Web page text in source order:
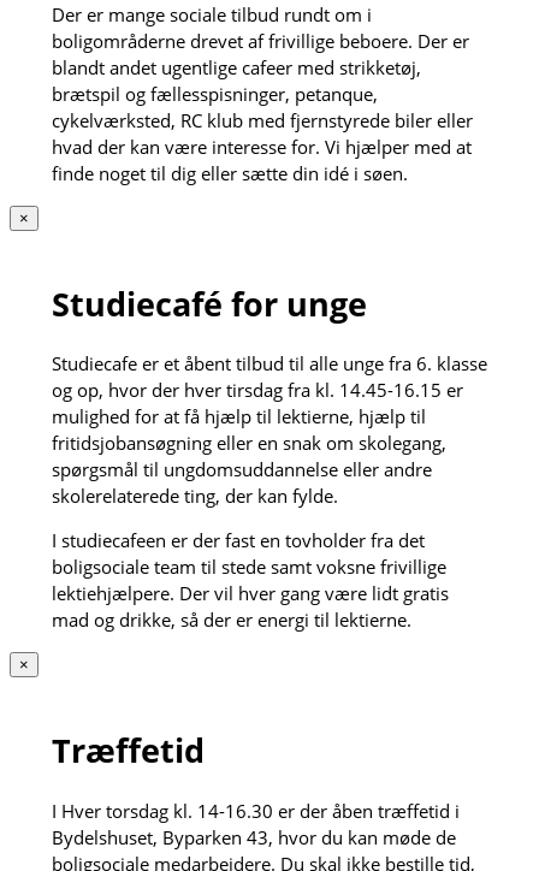
Der er mange sociale tilbud rundt om i
boligområderne drevet af frivillige beboere. Der er
blandt andet ugentlige cafeer med strikketøj,
brætspil og fællesspisninger, petanque,
cykelværksted, RC klub med fjernstyrede biler eller
hvad der kan være interesse for. Vi hjælper med at
finde noget til dig eller sætte din idé i søen.
×
Studiecafé for unge
Studiecafe er et åbent tilbud til alle unge fra 6. klasse
og op, hvor der hver tirsdag fra kl. 14.45-16.15 er
mulighed for at få hjælp til lektierne, hjælp til
fritidsjobansøgning eller en snak om skolegang,
spørgsmål til ungdomsuddannelse eller andre
skolerelaterede ting, der kan fylde.
I studiecafeen er der fast en tovholder fra det
boligsociale team til stede samt voksne frivillige
lektiehjælpere. Der vil hver gang være lidt gratis
mad og drikke, så der er energi til lektierne.
×
Træffetid
I Hver torsdag kl. 14-16.30 er der åben træffetid i
Bydelshuset, Byparken 43, hvor du kan møde de
boligsociale medarbejdere. Du skal ikke bestille tid,